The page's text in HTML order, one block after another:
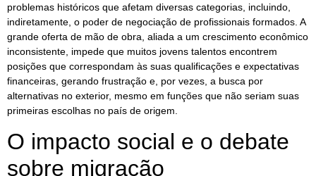
problemas históricos que afetam diversas categorias, incluindo,
indiretamente, o poder de negociação de profissionais formados. A
grande oferta de mão de obra, aliada a um crescimento econômico
inconsistente, impede que muitos jovens talentos encontrem
posições que correspondam às suas qualificações e expectativas
financeiras, gerando frustração e, por vezes, a busca por
alternativas no exterior, mesmo em funções que não seriam suas
primeiras escolhas no país de origem.
O impacto social e o debate
sobre migração